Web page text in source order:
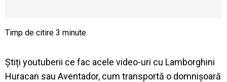
Știți youtuberii ce fac acele video-uri cu Lamborghini
Huracan sau Aventador, cum transportă o domnișoară